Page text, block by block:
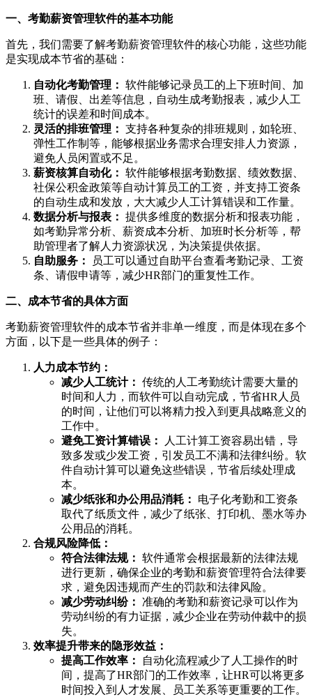
一、考勤薪资管理软件的基本功能
首先，我们需要了解考勤薪资管理软件的核心功能，这些功能
是实现成本节省的基础：
自动化考勤管理： 软件能够记录员工的上下班时间、加
班、请假、出差等信息，自动生成考勤报表，减少人工
统计的误差和时间成本。
灵活的排班管理： 支持各种复杂的排班规则，如轮班、
弹性工作制等，能够根据业务需求合理安排人力资源，
避免人员闲置或不足。
薪资核算自动化： 软件能够根据考勤数据、绩效数据、
社保公积金政策等自动计算员工的工资，并支持工资条
的自动生成和发放，大大减少人工计算错误和工作量。
数据分析与报表： 提供多维度的数据分析和报表功能，
如考勤异常分析、薪资成本分析、加班时长分析等，帮
助管理者了解人力资源状况，为决策提供依据。
自助服务：
员工可以通过自助平台查看考勤记录、工资
条、请假申请等，减少HR部门的重复性工作。
二、成本节省的具体方面
考勤薪资管理软件的成本节省并非单一维度，而是体现在多个
方面，以下是一些具体的例子：
人力成本节约：
减少人工统计： 传统的人工考勤统计需要大量的
时间和人力，而软件可以自动完成，节省HR人员
的时间，让他们可以将精力投入到更具战略意义的
工作中。
避免工资计算错误：
人工计算工资容易出错，导
致多发或少发工资，引发员工不满和法律纠纷。软
件自动计算可以避免这些错误，节省后续处理成
本。
减少纸张和办公用品消耗：
电子化考勤和工资条
取代了纸质文件，减少了纸张、打印机、墨水等办
公用品的消耗。
合规风险降低：
符合法律法规： 软件通常会根据最新的法律法规
进行更新，确保企业的考勤和薪资管理符合法律要
求，避免因违规而产生的罚款和法律风险。
减少劳动纠纷： 准确的考勤和薪资记录可以作为
劳动纠纷的有力证据，减少企业在劳动仲裁中的损
失。
效率提升带来的隐形效益：
提高工作效率：
自动化流程减少了人工操作的时
间，提高了HR部门的工作效率，让HR可以将更多
时间投入到人才发展、员工关系等更重要的工作。